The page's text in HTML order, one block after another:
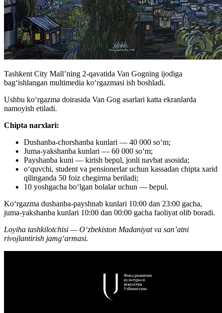
Tashkent City Mall’ning 2-qavatida Van Gogning ijodiga
bagʻishlangan multimedia koʻrgazmasi ish boshladi.
Ushbu koʻrgazma doirasida Van Gog asarlari katta ekranlarda
namoyish etiladi.
Chipta narxlari:
Dushanba-chorshanba kunlari — 40 000 soʻm;
Juma-yakshanba kunlari — 60 000 soʻm;
Payshanba kuni — kirish bepul, jonli navbat asosida;
oʻquvchi, student va pensionerlar uchun kassadan chipta xarid
qilinganda 50 foiz chegirma beriladi;
10 yoshgacha boʻlgan bolalar uchun — bepul.
Koʻrgazma dushanba-payshnab kunlari 10:00 dan 23:00 gacha,
juma-yakshanba kunlari 10:00 dan 00:00 gacha faoliyat olib boradi.
Loyiha tashkilotchisi — Oʻzbekiston Madaniyat va san’atni
rivojlantirish jamgʻarmasi.